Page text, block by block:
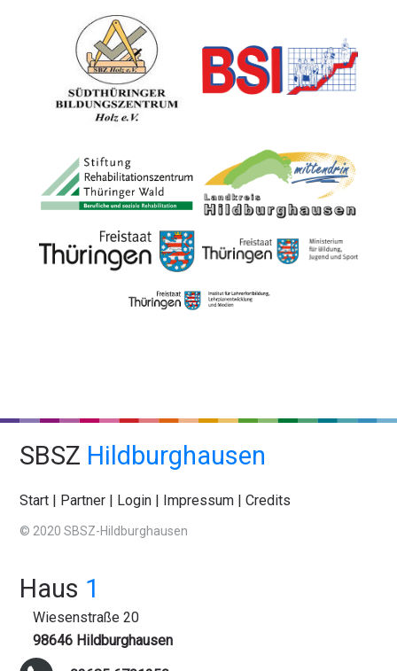
SBSZ Hildburghausen
Start | Partner | Login | Impressum |Credits
© 2020 SBSZ-Hildburghausen
Haus 1
Wiesenstraße 20
98646 Hildburghausen